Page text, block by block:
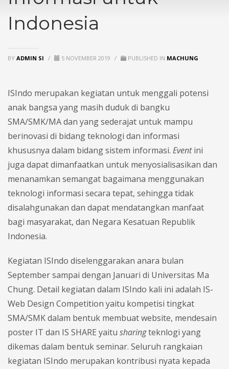
Indonesia
BY ADMIN SI / 5 NOVEMBER 2019 / PUBLISHED IN MACHUNG
ISIndo merupakan kegiatan untuk menggali potensi
anak bangsa yang masih duduk di bangku
SMA/SMK/MA dan yang sederajat untuk mampu
berinovasi di bidang teknologi dan informasi
khususnya dalam bidang sistem informasi. Eventini
juga dapat dimanfaatkan untuk menyosialisasikan dan
menanamkan semangat bagaimana menggunakan
teknologi informasi secara tepat, sehingga tidak
disalahgunakan dan dapat mendatangkan manfaat
bagi masyarakat, dan Negara Kesatuan Republik
Indonesia.
Kegiatan ISIndo diselenggarakan anara bulan
September sampai dengan Januari di Universitas Ma
Chung. Detail kegiatan dalam ISIndo kali ini adalah IS-
Web Design Competition yaitu kompetisi tingkat
SMA/SMK dalam bentuk membuat website, mendesain
poster IT dan IS SHARE yaitu sharingteknlogi yang
dikemas dalam bentuk seminar. Seluruh rangkaian
kegiatan ISIndo merupakan kontribusi nyata kepada